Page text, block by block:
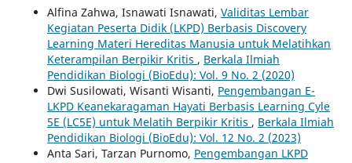
Alfina Zahwa, Isnawati Isnawati, Validitas Lembar
Kegiatan Peserta Didik (LKPD) Berbasis Discovery
Learning Materi Hereditas Manusia untuk Melatihkan
Keterampilan Berpikir Kritis , Berkala Ilmiah
Pendidikan Biologi (BioEdu): Vol. 9 No. 2 (2020)
Dwi Susilowati, Wisanti Wisanti, Pengembangan E-
LKPD Keanekaragaman Hayati Berbasis Learning Cyle
5E (LC5E) untuk Melatih Berpikir Kritis , Berkala Ilmiah
Pendidikan Biologi (BioEdu): Vol. 12 No. 2 (2023)
Anta Sari, Tarzan Purnomo, Pengembangan LKPD